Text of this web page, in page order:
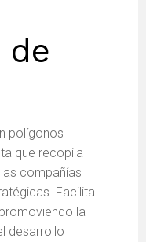
de
polígonos
que recopila
compañías
Facilita
la
desarrollo